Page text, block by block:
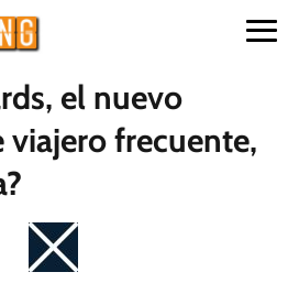
el nuevo
viajero frecuente,